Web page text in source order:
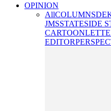
OPINION
AllCOLUMNS
JMSSTATESIDE
CARTOON
EDITOR